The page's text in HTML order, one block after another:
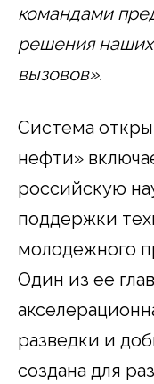
командами
решения наших
вызовов».
Система
нефти»
российскую
поддержки
молодежного
Один из ее
разведки и
создана для